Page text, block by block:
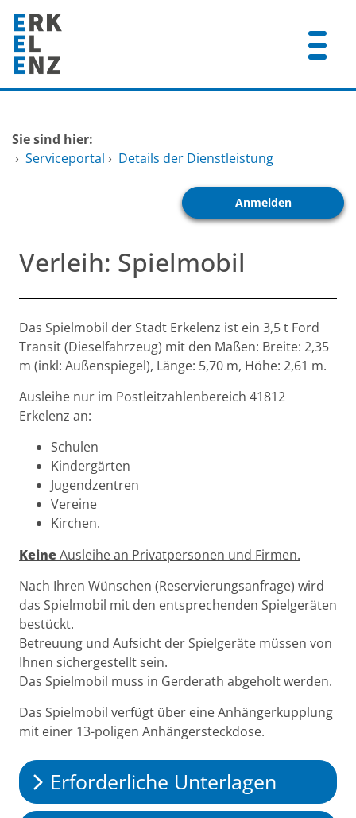
Zum Hauptinhalt springen
Dienstleistungen A-Z
Sie sind hier:
› Serviceportal › Details der Dienstleistung
Anmelden
Verleih: Spielmobil
Beschreibung
Das Spielmobil der Stadt Erkelenz ist ein 3,5 t Ford
Transit (Dieselfahrzeug) mit den Maßen: Breite: 2,35
m (inkl: Außenspiegel), Länge: 5,70 m, Höhe: 2,61 m.
Ausleihe nur im Postleitzahlenbereich 41812
Erkelenz an:
Schulen
Kindergärten
Jugendzentren
Vereine
Kirchen.
KeineAusleihe an Privatpersonen und Firmen.
Nach Ihren Wünschen (Reservierungsanfrage) wird
das Spielmobil mit den entsprechenden Spielgeräten
bestückt.
Betreuung und Aufsicht der Spielgeräte müssen von
Ihnen sichergestellt sein.
Das Spielmobil muss in Gerderath abgeholt werden.
Das Spielmobil verfügt über eine Anhängerkupplung
mit einer 13-poligen Anhängersteckdose.
Erforderliche Unterlagen